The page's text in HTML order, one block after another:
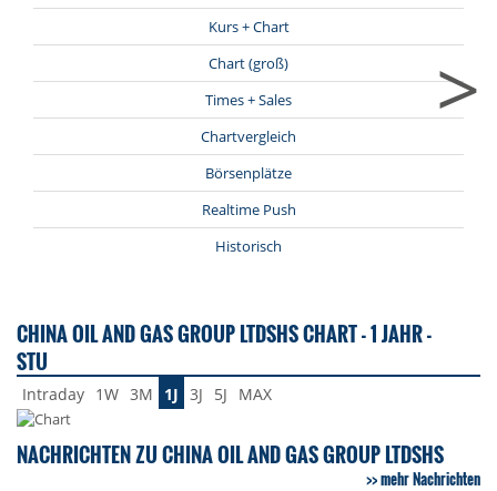
Kurs + Chart
Chart (groß)
Times + Sales
Chartvergleich
Börsenplätze
Realtime Push
Historisch
>
CHINA OIL AND GAS GROUP LTDSHS CHART - 1 JAHR -
STU
Intraday 1W 3M 1J 3J 5J MAX
NACHRICHTEN ZU CHINA OIL AND GAS GROUP LTDSHS
mehr Nachrichten